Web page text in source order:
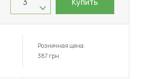
Розничная цена:
387 грн